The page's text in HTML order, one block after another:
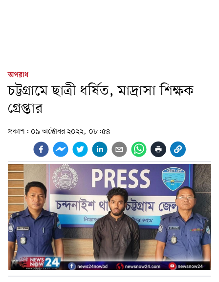
অপরাধ
চট্টগ্রামে ছাত্রী ধর্ষিত, মাদ্রাসা শিক্ষক
গ্রেপ্তার
প্রকাশ: ০৯ অক্টোবর ২০২২, ০৮:৫৪